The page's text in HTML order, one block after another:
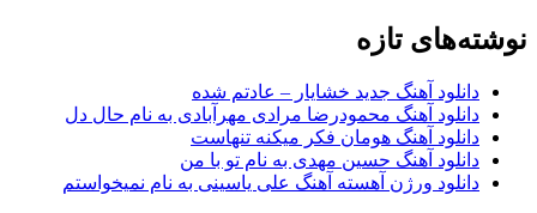
نوشته‌های تازه
دانلود آهنگ جدید خشایار – عادتم شده
دانلود آهنگ محمودرضا مرادی مهرآبادی به نام حال دل
دانلود آهنگ هومان فکر میکنه تنهاست
دانلود آهنگ حسین مهدی به نام تو با من
دانلود ورژن آهسته آهنگ علی یاسینی به نام نمیخواستم